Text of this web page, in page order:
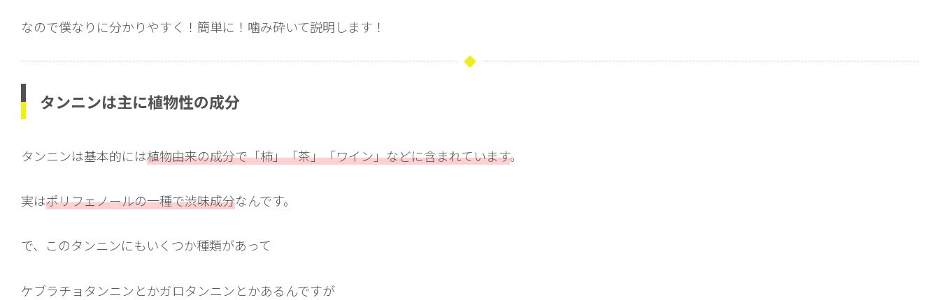
なので僕なりに分かりやすく！簡単に！噛み砕いて説明します！
タンニンは主に植物性の成分
タンニンは基本的には植物由来の成分で「柿」「茶」「ワイン」などに含まれています。
実はポリフェノールの一種で渋味成分なんです。
で、このタンニンにもいくつか種類があって
ケブラチョタンニンとかガロタンニンとかあるんですが